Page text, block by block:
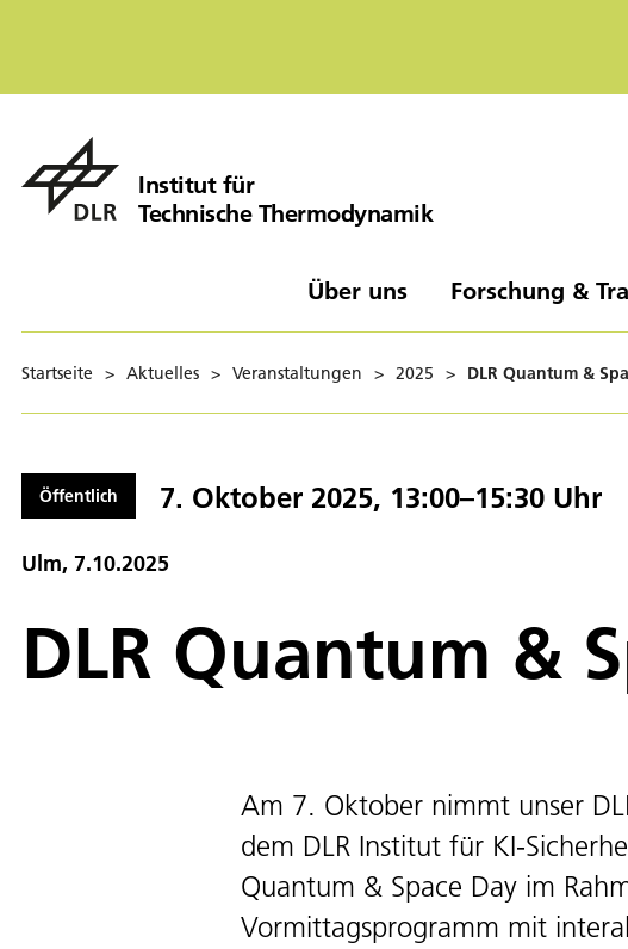
Institut für
Technische Thermodynamik
Über uns Forschung &
Startseite > Aktuelles > Veranstaltungen > 2025 > DLR Quantum &
Öffentlich 7. Oktober 2025, 13:00–15:30 Uhr
Ulm, 7.10.2025
DLR Quantum &
Am 7. Oktober nimmt unser
dem DLR Institut für KI-
Quantum & Space Day im
Vormittagsprogramm mit